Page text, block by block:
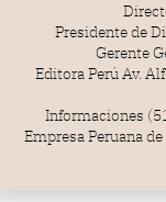
Presidente de
Gerente
Editora Perú Av.
Informaciones
Empresa Peruana